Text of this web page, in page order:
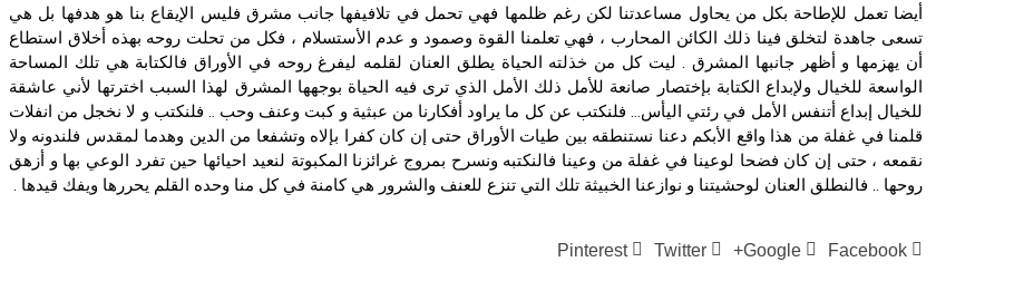
أيضا تعمل للإطاحة بكل من يحاول مساعدتنا لكن رغم ظلمها فهي تحمل في تلافيفها جانب مشرق فليس الإيقاع بنا هو هدفها بل هي
تسعى جاهدة لتخلق فينا ذلك الكائن المحارب ، فهي تعلمنا القوة وصمود و عدم الأستسلام ، فكل من تحلت روحه بهذه أخلاق استطاع
أن يهزمها و أظهر جانبها المشرق . ليت كل من خذلته الحياة يطلق العنان لقلمه ليفرغ روحه في الأوراق فالكتابة هي تلك المساحة
الواسعة للخيال ولإبداع الكتابة بإختصار صانعة للأمل ذلك الأمل الذي ترى فيه الحياة بوجهها المشرق لهذا السبب اخترتها لأني عاشقة
للخيال إبداع أتنفس الأمل في رئتي اليأس… فلنكتب عن كل ما يراود أفكارنا من عبثية و كبت وعنف وحب .. فلنكتب و لا نخجل من انفلات
قلمنا في غفلة من هذا واقع الأبكم دعنا نستنطقه بين طيات الأوراق حتى إن كان كفرا بإلاه وتشفعا من الدين وهدما لمقدس فلندونه ولا
نقمعه ، حتى إن كان فضحا لوعينا في غفلة من وعينا فالنكتبه ونسرح بمروج غرائزنا المكبوتة لنعيد احيائها حين تفرد الوعي بها و أزهق
روحها .. فالنطلق العنان لوحشيتنا و نوازعنا الخبيثة تلك التي تنزع للعنف والشرور هي كامنة في كل منا وحده القلم يحررها ويفك قيدها .
Facebook
Google+
Twitter
Pinterest